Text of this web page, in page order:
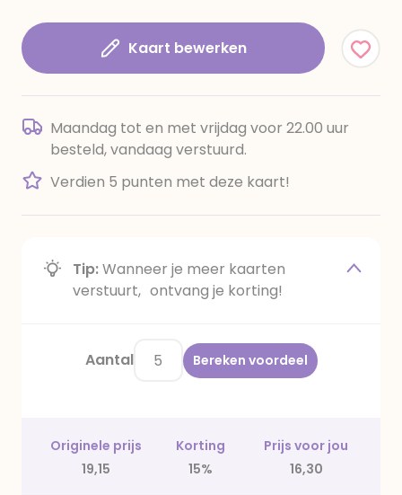
Kaart bewerken
Maandag tot en met vrijdag voor 22.00 uur
besteld, vandaag verstuurd.
Verdien 5 punten met deze kaart!
Tip:Wanneer je meer kaarten
verstuurt, ontvang je korting!
Aantal Bereken voordeel
Originele prijs Korting
Prijs voor jou
19,15
15% 16,30